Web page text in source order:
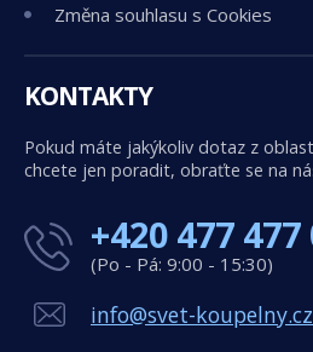
Změna souhlasu s Cookies
KONTAKTY
Pokud máte jakýkoliv dotaz z
chcete jen poradit, obraťte se na
+420 477 477
(Po - Pá: 9:00 - 15:30)
info@svet-koupelny.cz